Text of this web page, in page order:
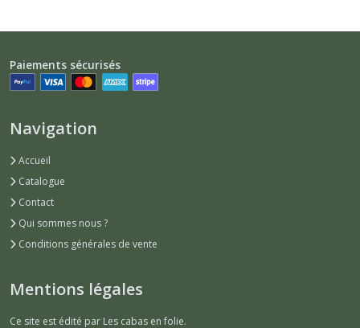
Paiements sécurisés
Navigation
Accueil
Catalogue
Contact
Qui sommes nous ?
Conditions générales de vente
Mentions légales
Ce site est édité par Les cabas en folie.